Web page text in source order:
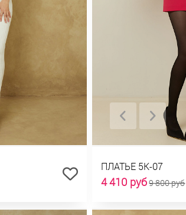
ПЛАТЬЕ 5К-07
4 410 руб9 800 руб